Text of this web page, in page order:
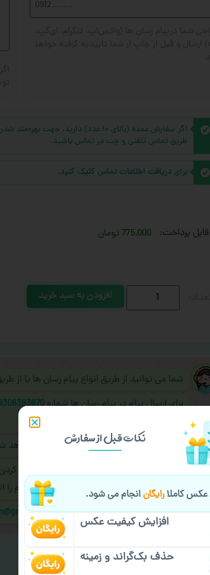
اگر سفارش عمده (بالای ۱۰ عدد)
طریق تماس تلفنی و چت در تماس باشید.
برای دریافت اطلاعات تماس کلیک کنید.
قابل پرداخت: 775,000 تومان
افزودن به سبد خرید
شما می توانید از طریق انواع پیام رسان ها یا از
برای ارسال پیام در پیام رسان ها شماره
طراحی نهایی قبل از چاپ برای شما ارسال
(اضافه
کردن سفارش با اپراتو عکسچاپ هماهنگی لازم را
ایمیل جهت ثبت یا پیگیری سفارش:
نکات قبل از سفارش
عکس کاملارایگانانجام می شود.
افزایش کیفیت عکس
حذف بک‌گراند و زمینه